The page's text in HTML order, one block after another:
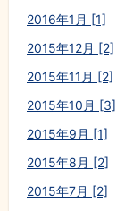
2016年1月 [1]
2015年12月 [2]
2015年11月 [2]
2015年10月 [3]
2015年9月 [1]
2015年8月 [2]
2015年7月 [2]